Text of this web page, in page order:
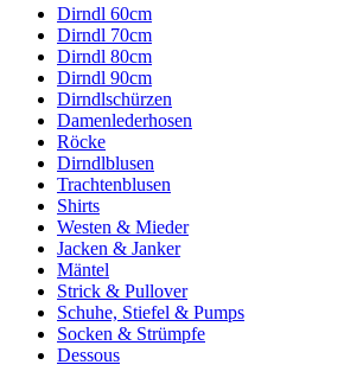
Dirndl 60cm
Dirndl 70cm
Dirndl 80cm
Dirndl 90cm
Dirndlschürzen
Damenlederhosen
Röcke
Dirndlblusen
Trachtenblusen
Shirts
Westen & Mieder
Jacken & Janker
Mäntel
Strick & Pullover
Schuhe, Stiefel & Pumps
Socken & Strümpfe
Dessous